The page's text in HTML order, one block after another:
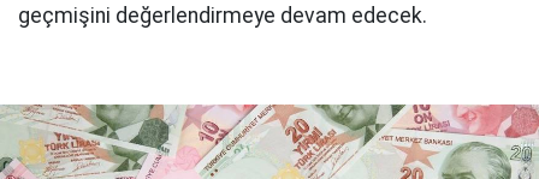
geçmişini değerlendirmeye devam edecek.